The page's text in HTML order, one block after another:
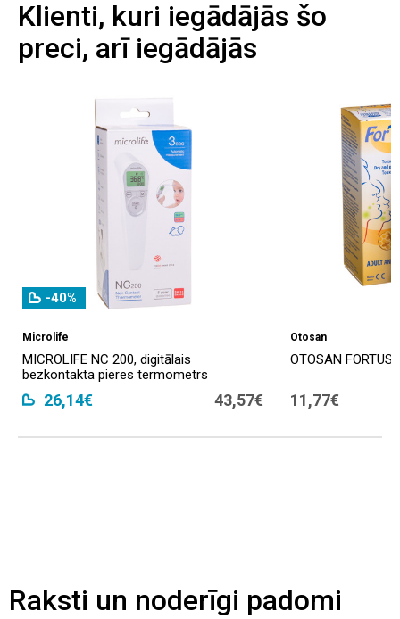
Klienti, kuri iegādājās šo
preci, arī iegādājās
-40%
Microlife
MICROLIFE NC 200, digitālais
bezkontakta pieres termometrs
26,14€ 43,57€
Otosan
OTOSAN
11,77€
Raksti un noderīgi padomi